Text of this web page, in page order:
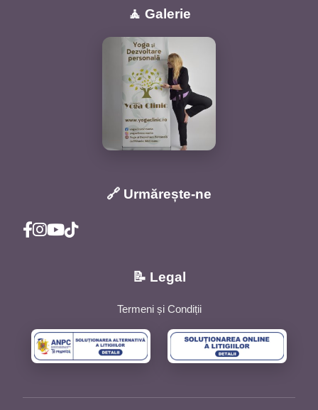
🧘 Galerie
🔗 Urmărește-ne
📝 Legal
Termeni și Condiții